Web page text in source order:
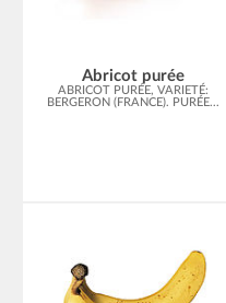
Abricot purée
ABRICOT PURÉE, VARIETÉ:
BERGERON (FRANCE). PURÉE...